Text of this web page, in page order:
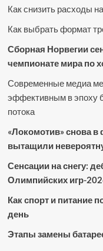
Как снизить расходы
Как выбрать формат
Сборная Норвегии
чемпионате мира по
Современные медиа
эффективным в эпоху
потока
«Локомотив» снова
вытащили
Сенсации на снегу:
Олимпийских игр-
Как спорт и питание
день
Этапы замены